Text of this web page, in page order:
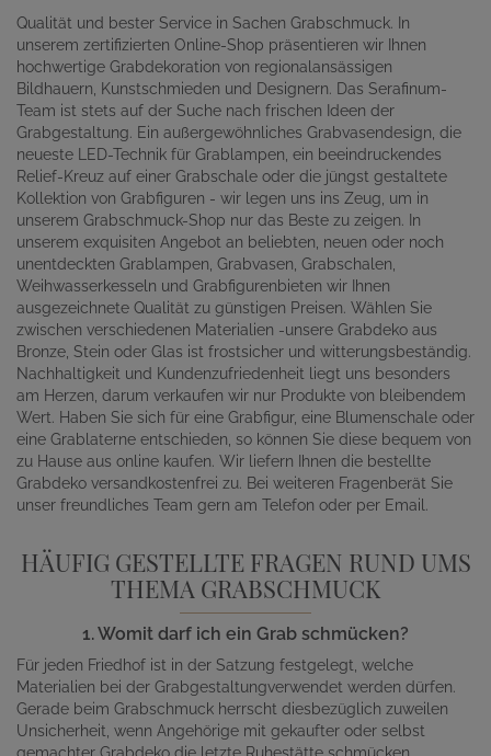
Qualität und bester Service in Sachen Grabschmuck. In
unserem zertifizierten Online-Shop präsentieren wir Ihnen
hochwertige Grabdekoration von regionalansässigen
Bildhauern, Kunstschmieden und Designern. Das Serafinum-
Team ist stets auf der Suche nach frischen Ideen der
Grabgestaltung. Ein außergewöhnliches Grabvasendesign, die
neueste LED-Technik für Grablampen, ein beeindruckendes
Relief-Kreuz auf einer Grabschale oder die jüngst gestaltete
Kollektion von Grabfiguren - wir legen uns ins Zeug, um in
unserem Grabschmuck-Shop nur das Beste zu zeigen. In
unserem exquisiten Angebot an beliebten, neuen oder noch
unentdeckten Grablampen, Grabvasen, Grabschalen,
Weihwasserkesseln und Grabfigurenbieten wir Ihnen
ausgezeichnete Qualität zu günstigen Preisen. Wählen Sie
zwischen verschiedenen Materialien -unsere Grabdeko aus
Bronze, Stein oder Glas ist frostsicher und witterungsbeständig.
Nachhaltigkeit und Kundenzufriedenheit liegt uns besonders
am Herzen, darum verkaufen wir nur Produkte von bleibendem
Wert. Haben Sie sich für eine Grabfigur, eine Blumenschale oder
eine Grablaterne entschieden, so können Sie diese bequem von
zu Hause aus online kaufen. Wir liefern Ihnen die bestellte
Grabdeko versandkostenfrei zu. Bei weiteren Fragenberät Sie
unser freundliches Team gern am Telefon oder per Email.
HÄUFIG GESTELLTE FRAGEN RUND UMS
THEMA GRABSCHMUCK
1. Womit darf ich ein Grab schmücken?
Für jeden Friedhof ist in der Satzung festgelegt, welche
Materialien bei der Grabgestaltungverwendet werden dürfen.
Gerade beim Grabschmuck herrscht diesbezüglich zuweilen
Unsicherheit, wenn Angehörige mit gekaufter oder selbst